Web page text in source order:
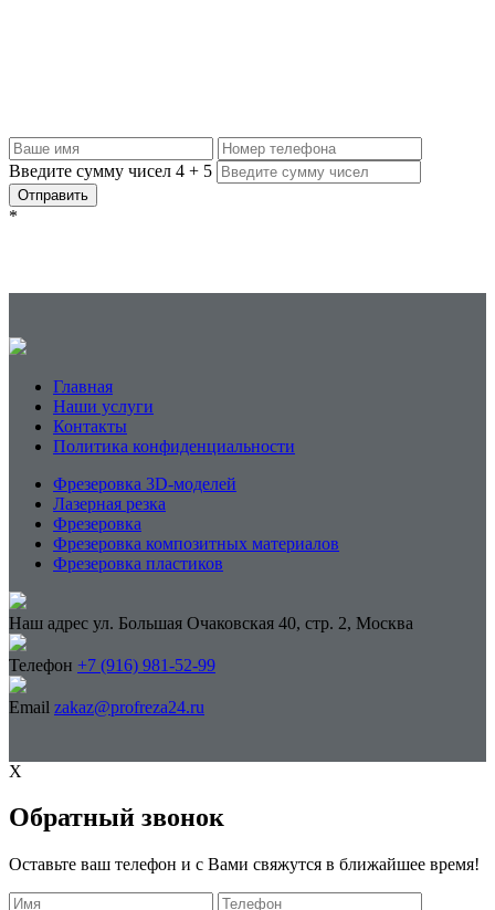
Введите сумму чисел 4 + 5
Отправить
*
Главная
Наши услуги
Контакты
Политика конфиденциальности
Фрезеровка 3D-моделей
Лазерная резка
Фрезеровка
Фрезеровка композитных материалов
Фрезеровка пластиков
Наш адрес ул. Большая Очаковская 40, стр. 2, Москва
Телефон +7 (916) 981-52-99
Email zakaz@profreza24.ru
X
Обратный звонок
Оставьте ваш телефон и с Вами свяжутся в ближайшее время!